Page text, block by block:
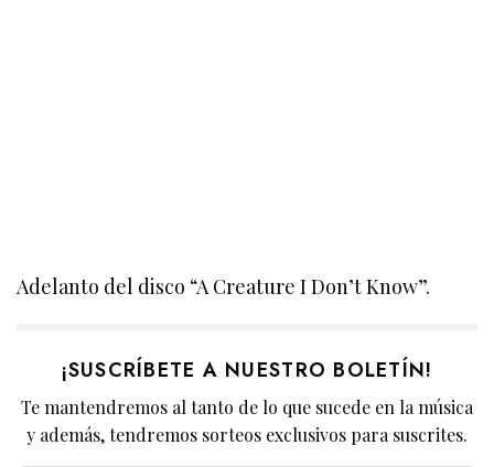
Adelanto del disco “A Creature I Don’t Know”.
¡SUSCRÍBETE A NUESTRO BOLETÍN!
Te mantendremos al tanto de lo que sucede en la música
y además, tendremos sorteos exclusivos para suscrites.